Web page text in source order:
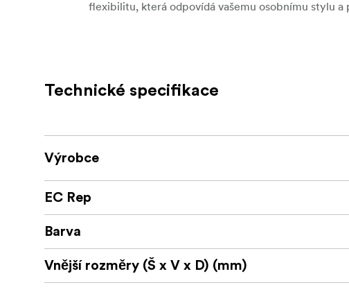
flexibilitu, která odpovídá vašemu osobnímu stylu a
Vyrobeno v Japonsku
Technické specifikace
Výrobce
EC Rep
Barva
Vnější rozměry (Š x V x D) (mm)